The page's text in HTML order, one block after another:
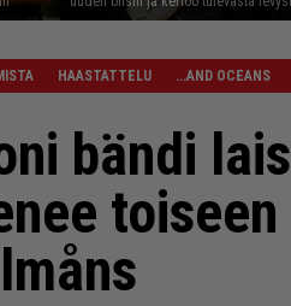
HAASTATTELU ...AND OCEANS
bändi